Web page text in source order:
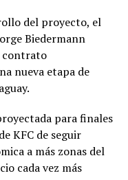
del proyecto, el
Biedermann
contrato
nueva etapa de
para finales
KFC de seguir
a más zonas del
cada vez más